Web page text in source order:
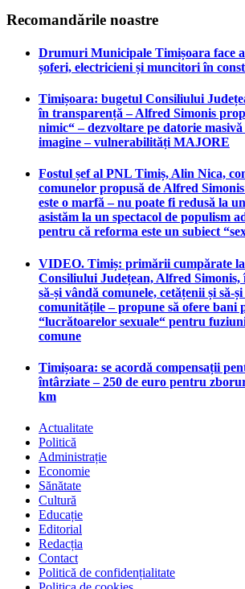
Recomandările noastre
Drumuri Municipale Timișoara face
șoferi, electricieni și muncitori în
Timișoara: bugetul Consiliului
în transparență – Alfred Simonis
nimic“ – dezvoltare pe datorie
imagine – vulnerabilități MAJORE
Fostul șef al PNL Timiș, Alin Nica,
comunelor propusă de Alfred
este o marfă – nu poate fi redusă la
asistăm la un spectacol de populism
pentru că reforma este un subiect
VIDEO. Timiș: primării cumpărate
Consiliului Județean, Alfred
să-și vândă comunele, cetățenii și să-
comunitățile – propune să ofere bani
“lucrătoarelor sexuale“ pentru
comune
Timișoara: se acordă compensații
întârziate – 250 de euro pentru
km
Actualitate
Politică
Administrație
Economie
Sănătate
Cultură
Educație
Editorial
Redacția
Contact
Politică de confidențialitate